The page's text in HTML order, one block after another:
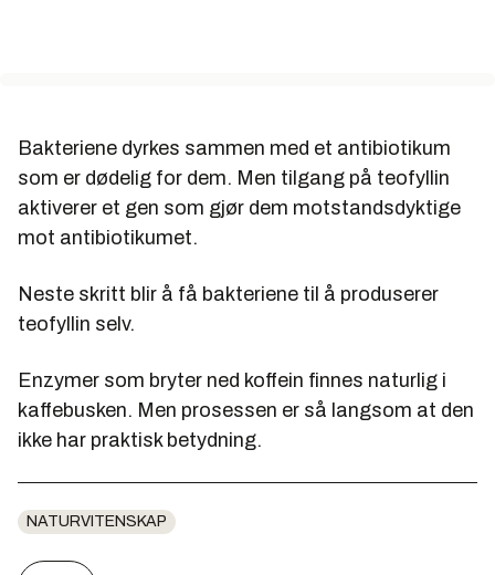
Bakteriene dyrkes sammen med et antibiotikum
som er dødelig for dem. Men tilgang på teofyllin
aktiverer et gen som gjør dem motstandsdyktige
mot antibiotikumet.
Neste skritt blir å få bakteriene til å produserer
teofyllin selv.
Enzymer som bryter ned koffein finnes naturlig i
kaffebusken. Men prosessen er så langsom at den
ikke har praktisk betydning.
NATURVITENSKAP